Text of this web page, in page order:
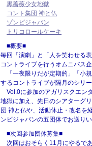
黒薔薇少女地獄
コント集団 神と仏
ゾンビジャパン
トリコロールケーキ
■概要■
毎回「演劇」と「人を笑わせる
コントライブを行うオムニバス企
「一夜限りだが定期的」「小
するコントライブが隔月のシリ
Vol.0に参加のアガリスクエン
地獄に加え、先日のシアターグ
団 神と仏や、活動休止・改名を
ンビジャパンの五団体でお送りい
■次回参加団体募集■
次回はおそらく11月にやるで